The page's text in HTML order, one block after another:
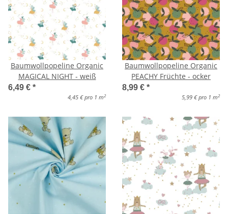
Baumwollpopeline Organic
MAGICAL NIGHT - weiß
6,49 € *
4,45 € pro 1 m 2
Baumwollpopeline Organic
PEACHY Früchte - ocker
8,99 € *
5,99 € pro 1 m 2